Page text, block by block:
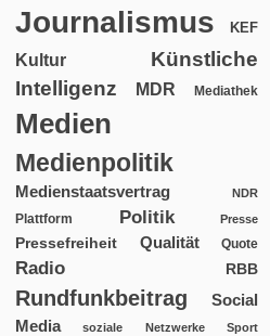
Journalismus KEF
Kultur
Künstliche
Intelligenz
MDR Mediathek
Medien
Medienpolitik
Medienstaatsvertrag NDR
Plattform Politik Presse
Pressefreiheit Qualität Quote
Radio RBB
Rundfunkbeitrag
Social
Media
soziale Netzwerke Sport